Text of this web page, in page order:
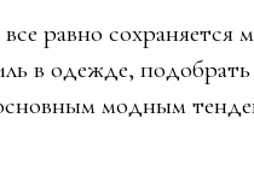
равно сохраняется
в одежде, подобрать
модным